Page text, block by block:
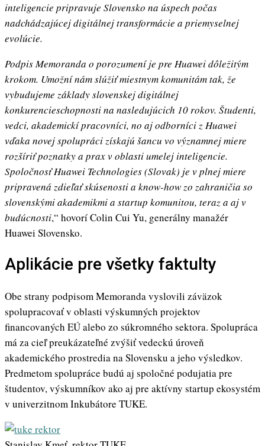
inteligencie pripravuje Slovensko na úspech počas
nadchádzajúcej digitálnej transformácie a priemyselnej
evolúcie.
Podpis Memoranda o porozumení je pre Huawei dôležitým
krokom. Umožní nám slúžiť miestnym komunitám tak, že
vybudujeme základy slovenskej digitálnej
konkurencieschopnosti na nasledujúcich 10 rokov. Študenti,
vedci, akademickí pracovníci, no aj odborníci z Huawei
vďaka novej spolupráci získajú šancu vo významnej miere
rozšíriť poznatky a prax v oblasti umelej inteligencie.
Spoločnosť Huawei Technologies (Slovak) je v plnej miere
pripravená zdieľať skúsenosti a know-how zo zahraničia so
slovenskými akademikmi a startup komunitou, teraz a aj v
budúcnosti,“ hovorí Colin Cui Yu, generálny manažér
Huawei Slovensko.
Aplikácie pre všetky faktulty
Obe strany podpisom Memoranda vyslovili záväzok
spolupracovať v oblasti výskumných projektov
financovaných EÚ alebo zo súkromného sektora. Spolupráca
má za cieľ preukázateľné zvýšiť vedeckú úroveň
akademického prostredia na Slovensku a jeho výsledkov.
Predmetom spolupráce budú aj spoločné podujatia pre
študentov, výskumníkov ako aj pre aktívny startup ekosystém
v univerzitnom Inkubátore TUKE.